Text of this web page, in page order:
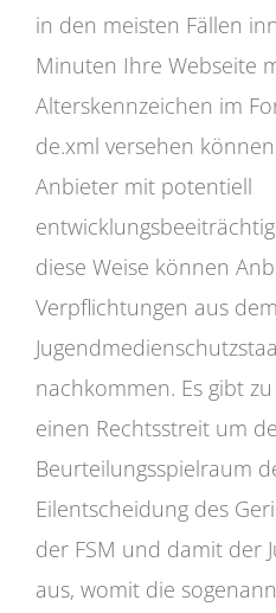
in den meisten Fällen
Minuten Ihre Webseite
Alterskennzeichen im
de.xml versehen
Anbieter mit potentiell
diese Weise können
Verpflichtungen aus dem
nachkommen. Es gibt
einen Rechtsstreit um
Beurteilungsspielraum
Eilentscheidung des
der FSM und damit der
aus, womit die